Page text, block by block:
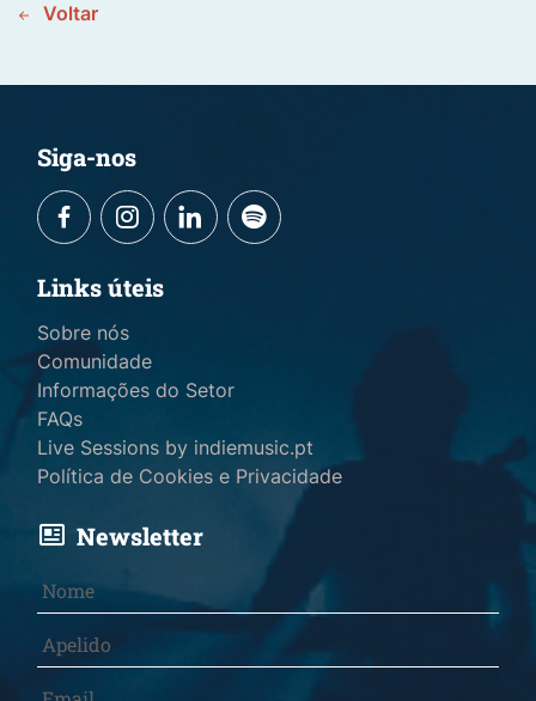
Voltar
Siga-nos
Links úteis
Sobre nós
Comunidade
Informações do Setor
FAQs
Live Sessions by indiemusic.pt
Política de Cookies e Privacidade
Newsletter